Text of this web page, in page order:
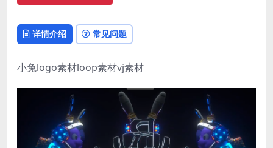
详情介绍 常见问题
小兔logo素材loop素材vj素材